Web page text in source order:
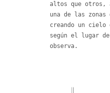
altos que otros,
una de las
creando un cielo
según el lugar
observa.